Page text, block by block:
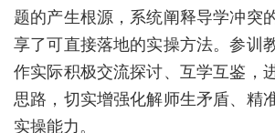
师
资
队
伍
题的产生根源，系统阐释导学冲突
享了可直接落地的实操方法。参训
作实际积极交流探讨、互学互鉴，
思路，切实增强化解师生矛盾、精
实操能力。